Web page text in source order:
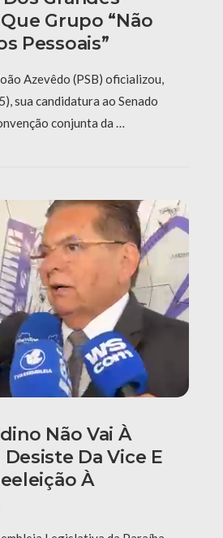
Grupo “não
Pessoais”
Azevêdo (PSB) oficializou,
sua candidatura ao Senado
conjunta da …
Não Vai À
Da Vice E
À